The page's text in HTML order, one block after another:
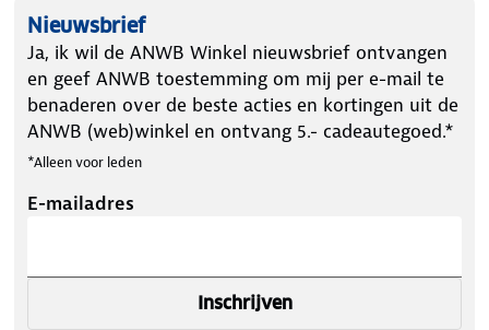
Beeldinstellingen achter camera
In de instellingen van de app kun je ervoor kiezen
om de opnames van de achteruitrijcamera te
spiegelen (horizontaal) en/of flippen (verticaal),
zodat je altijd het perfecte beeld krijgt zoals jij dat
wilt, bijvoorbeeld als je de beelden van de achter
camera precies zo wilt hebben zoals je in de
Nieuwsbrief
Ja, ik wil de ANWB Winkel nieuwsbrief ontvangen
en geef ANWB toestemming om mij per e-mail te
benaderen over de beste acties en kortingen uit de
ANWB (web)winkel en ontvang 5.- cadeautegoed.*
*Alleen voor leden
E-mailadres
Inschrijven